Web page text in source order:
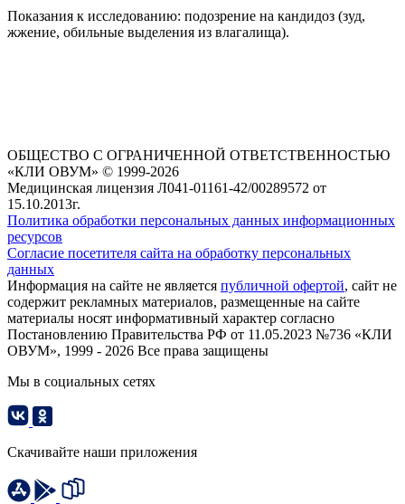
Показания к исследованию: подозрение на кандидоз (зуд,
жжение, обильные выделения из влагалища).
ОБЩЕСТВО С ОГРАНИЧЕННОЙ ОТВЕТСТВЕННОСТЬЮ
«КЛИ ОВУМ» © 1999-2026
Медицинская лицензия Л041-01161-42/00289572 от
15.10.2013г.
Политика обработки персональных данных информационных
ресурсов
Согласие посетителя сайта на обработку персональных
данных
Информация на сайте не является публичной офертой, сайт не
содержит рекламных материалов, размещенные на сайте
материалы носят информативный характер согласно
Постановлению Правительства РФ от 11.05.2023 №736 «КЛИ
ОВУМ», 1999 - 2026 Все права защищены
Мы в социальных сетях
Скачивайте наши приложения